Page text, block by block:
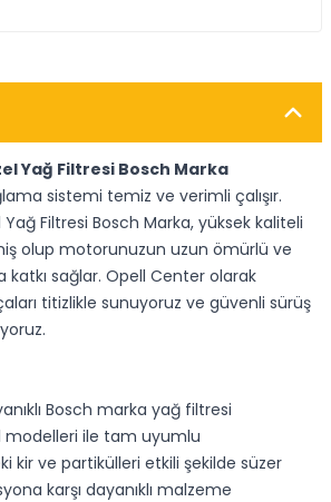
Yağ Filtresi Bosch Marka
sistemi temiz ve verimli çalışır.
Filtresi Bosch Marka, yüksek kaliteli
olup motorunuzun uzun ömürlü ve
katkı sağlar. Opell Center olarak
titizlikle sunuyoruz ve güvenli sürüş
Bosch marka yağ filtresi
modelleri ile tam uyumlu
kir ve partikülleri etkili şekilde süzer
karşı dayanıklı malzeme